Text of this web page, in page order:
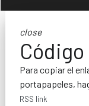
close
Código
Para copiar el
portapapeles,
RSS link